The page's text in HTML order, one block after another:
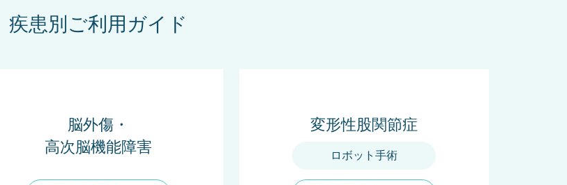
疾患別ご利用ガイド
脳外傷・
高次脳機能障害
変形性股関節症
ロボット手術